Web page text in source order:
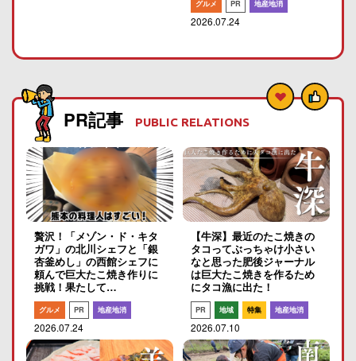
グルメ PR 地産地消
2026.07.24
PR記事 PUBLIC RELATIONS
贅沢！「メゾン・ド・キタ
ガワ」の北川シェフと「銀
杏釜めし」の西館シェフに
頼んで巨大たこ焼き作りに
挑戦！果たして…
グルメ PR 地産地消
2026.07.24
【牛深】最近のたこ焼きの
タコってぶっちゃけ小さい
なと思った肥後ジャーナル
は巨大たこ焼きを作るため
にタコ漁に出た！
PR 地域 特集 地産地消
2026.07.10